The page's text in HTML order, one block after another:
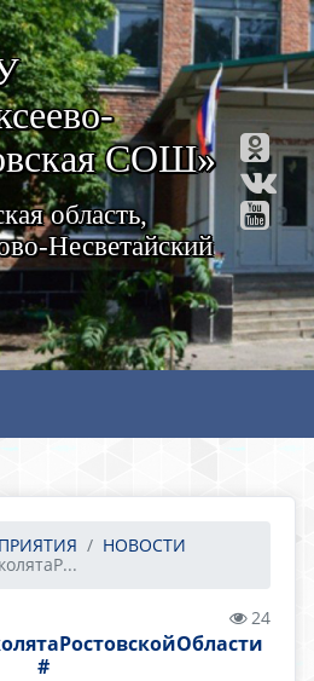
СОШ»
область,
Несветайский
НОВОСТИ
24
#